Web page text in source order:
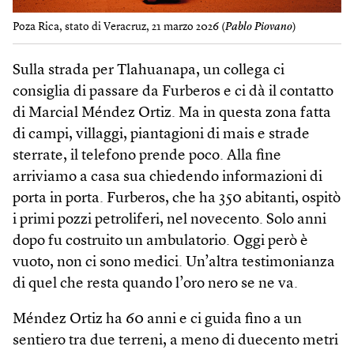
Poza Rica, stato di Veracruz, 21 marzo 2026 (Pablo Piovano)
Sulla strada per Tlahuanapa, un collega ci
consiglia di passare da Furberos e ci dà il contatto
di Marcial Méndez Ortiz. Ma in questa zona fatta
di campi, villaggi, piantagioni di mais e strade
sterrate, il telefono prende poco. Alla fine
arriviamo a casa sua chiedendo informazioni di
porta in porta. Furberos, che ha 350 abitanti, ospitò
i primi pozzi petroliferi, nel novecento. Solo anni
dopo fu costruito un ambulatorio. Oggi però è
vuoto, non ci sono medici. Un’altra testimonianza
di quel che resta quando l’oro nero se ne va.
Méndez Ortiz ha 60 anni e ci guida fino a un
sentiero tra due terreni, a meno di duecento metri